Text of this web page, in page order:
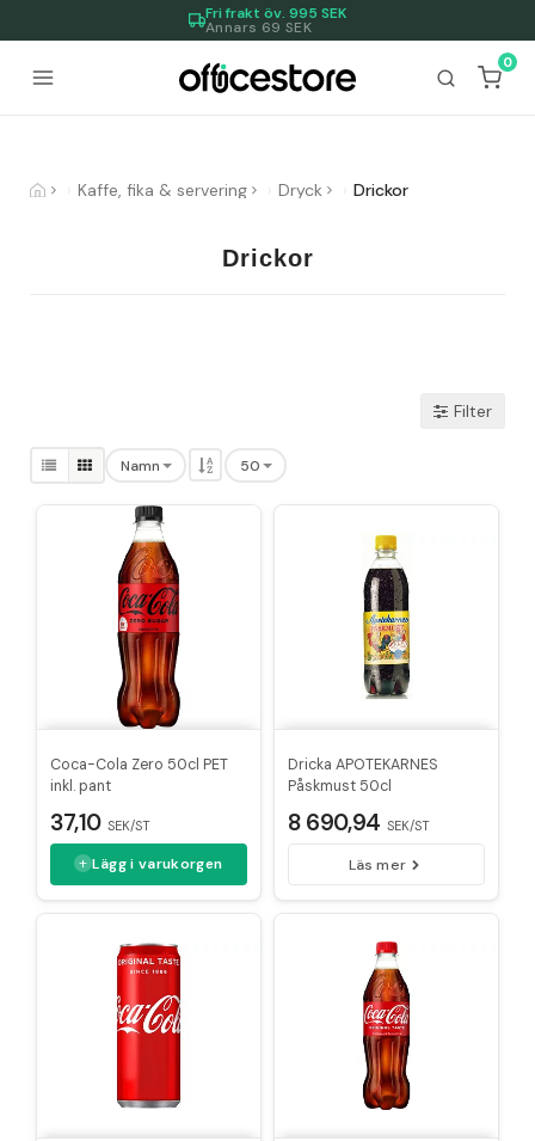
Fri frakt öv. 995 SEK
Annars 69 SEK
0
Kaffe, fika & servering Dryck Drickor
Drickor
Filter
Namn 50
Coca-Cola Zero 50cl PET
inkl. pant
37,10 SEK/ST
Lägg i varukorgen
Dricka APOTEKARNES
Påskmust 50cl
8 690,94 SEK/ST
Läs mer